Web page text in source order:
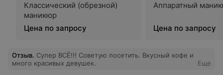
Классический (обрезной)
маникюр
Цена по запросу
Аппаратный
Цена по запросу
Отзыв. Супер ВСЁ!!! Советую посетить. Вкусный кофе и
много красивых девушек.
Еще